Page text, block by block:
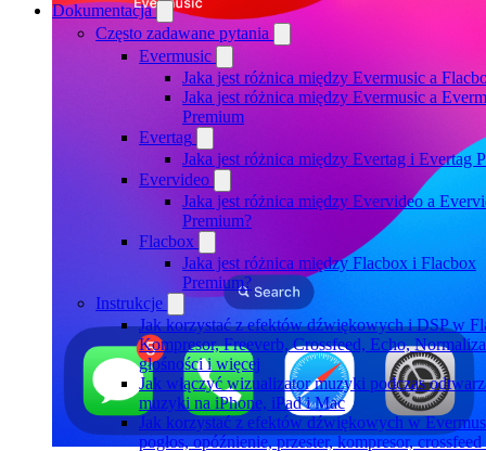
Dokumentacja
Często zadawane pytania
Evermusic
Jaka jest różnica między Evermusic a
Jaka jest różnica między Evermusic a
Premium
Evertag
Jaka jest różnica między Evertag i Evertag
Evervideo
Jaka jest różnica między Evervideo a
Premium?
Flacbox
Jaka jest różnica między Flacbox i Flacbox
Premium?
Instrukcje
Jak korzystać z efektów dźwiękowych i DSP w
Kompresor, Freeverb, Crossfeed, Echo,
głośności i więcej
Jak włączyć wizualizator muzyki podczas
muzyki na iPhone, iPad i Mac
Jak korzystać z efektów dźwiękowych w
pogłos, opóźnienie, przester, kompresor, crossfeed